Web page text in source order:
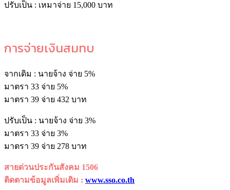
ปรับเป็น : เหมาจ่าย 15,000 บาท
การจ่ายเงินสมทบ
จากเดิม : นายจ้าง จ่าย 5%
มาตรา 33 จ่าย 5%
มาตรา 39 จ่าย 432 บาท
ปรับเป็น : นายจ้าง จ่าย 3%
มาตรา 33 จ่าย 3%
มาตรา 39 จ่าย 278 บาท
สายด่วนประกันสังคม 1506
ติดตามข้อมูลเพิ่มเติม : www.sso.co.th